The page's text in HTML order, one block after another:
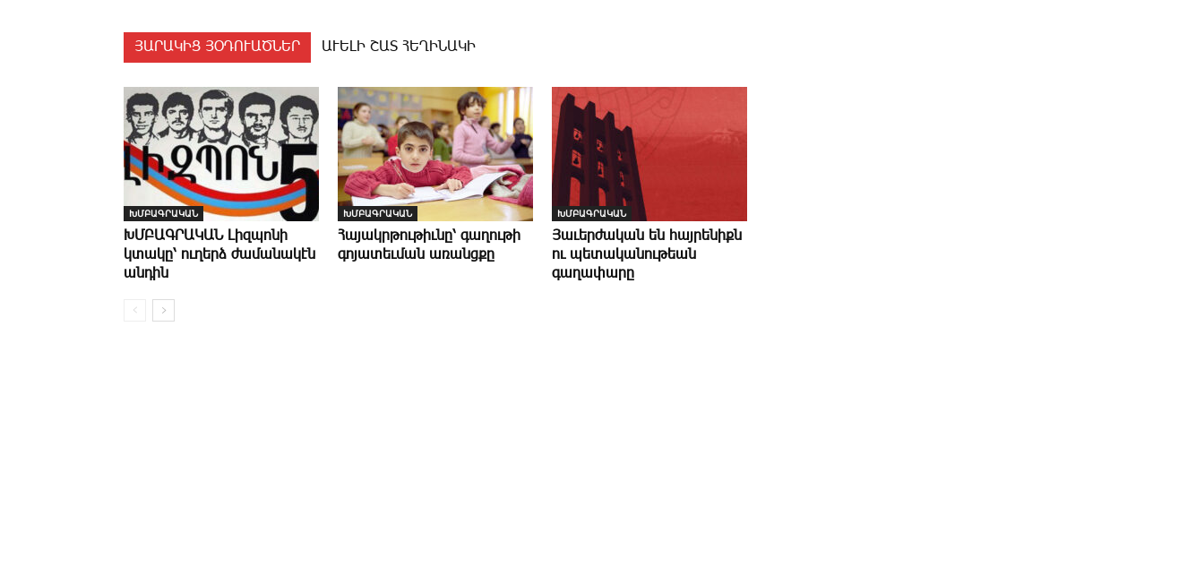
ՅԱՐԱԿԻՑ ՅՕԴՈՒԱԾՆԵՐ ԱՒԵԼԻ ՇԱՏ ՀԵՂԻՆԱԿԻ
ԽՄԲԱԳՐԱԿԱՆ
ԽՄԲԱԳՐԱԿԱՆ ­Լիզպոնի
կտակը՝ ուղերձ ժամանակէն
անդին
ԽՄԲԱԳՐԱԿԱՆ
­Հայակր­թութիւնը՝ գաղութի
գոյատեւման առանցքը
ԽՄԲԱԳՐԱԿԱՆ
Յաւերժական են հայրենիքն
ու պետականութեան
գաղափարը